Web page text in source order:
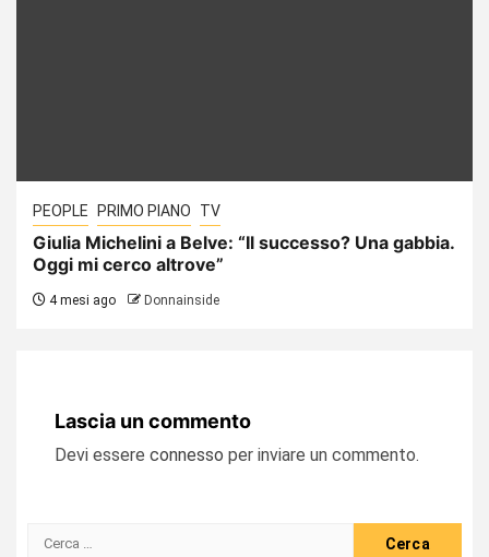
PEOPLE PRIMO PIANO TV
Giulia Michelini a Belve: “Il successo? Una gabbia.
Oggi mi cerco altrove”
4 mesi ago Donnainside
Lascia un commento
Devi essere connesso per inviare un commento.
Ricerca